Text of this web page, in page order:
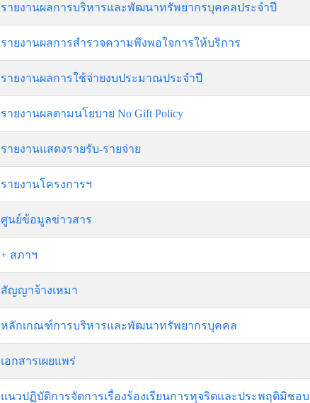
รายงานผลการบริหารและพัฒนาทรัพยากรบุคคลประจำปี
รายงานผลการสำรวจความพึงพอใจการให้บริการ
รายงานผลการใช้จ่ายงบประมาณประจำปี
รายงานผลตามนโยบาย No Gift Policy
รายงานแสดงรายรับ-รายจ่าย
รายงานโครงการฯ
ศูนย์ข้อมูลข่าวสาร
+ สภาฯ
สัญญาจ้างเหมา
หลักเกณฑ์การบริหารและพัฒนาทรัพยากรบุคคล
เอกสารเผยแพร่
แนวปฏิบัติการจัดการเรื่องร้องเรียนการทุจริตและประพฤติมิชอบ